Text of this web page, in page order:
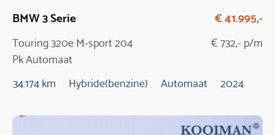
BMW 3 Serie
Touring 320e M-sport 204
Pk Automaat
€ 41.995,-
€ 732,- p/m
34.174 km Hybride(benzine) Automaat 2024